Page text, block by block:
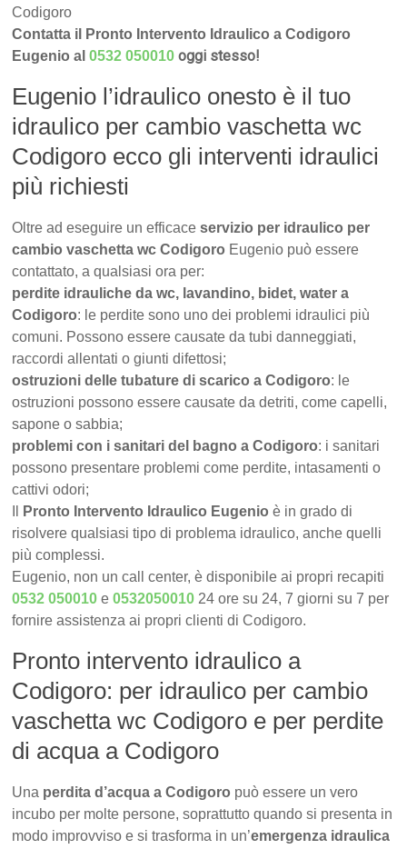
Codigoro
Contatta il Pronto Intervento Idraulico a Codigoro
Eugenio al0532 050010 oggi stesso!
Eugenio l’idraulico onesto è il tuo
idraulico per cambio vaschetta wc
Codigoro ecco gli interventi idraulici
più richiesti
Oltre ad eseguire un efficaceservizio per idraulico per
cambio vaschetta wc Codigoro Eugenio può essere
contattato, a qualsiasi ora per:
perdite idrauliche da wc, lavandino, bidet, water a
Codigoro: le perdite sono uno dei problemi idraulici più
comuni. Possono essere causate da tubi danneggiati,
raccordi allentati o giunti difettosi;
ostruzioni delle tubature di scarico a Codigoro: le
ostruzioni possono essere causate da detriti, come capelli,
sapone o sabbia;
problemi con i sanitari del bagno a Codigoro: i sanitari
possono presentare problemi come perdite, intasamenti o
cattivi odori;
Pronto Intervento Idraulico Eugenio è in grado di
risolvere qualsiasi tipo di problema idraulico, anche quelli
più complessi.
Eugenio, non un call center, è disponibile ai propri recapiti
0532 050010 e0532050010 24 ore su 24, 7 giorni su 7 per
fornire assistenza ai propri clienti di Codigoro.
Pronto intervento idraulico a
Codigoro: per idraulico per cambio
vaschetta wc Codigoro e per perdite
di acqua a Codigoro
Una perdita d’acqua a Codigoro può essere un vero
incubo per molte persone, soprattutto quando si presenta in
modo improvviso e si trasforma in un’emergenza idraulica